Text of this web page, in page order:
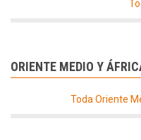
ORIENTE MEDIO Y
Toda Oriente